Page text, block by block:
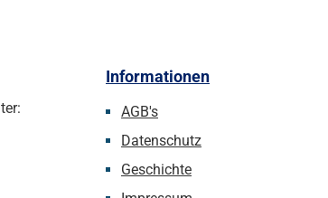
Informationen
AGB's
Datenschutz
Geschichte